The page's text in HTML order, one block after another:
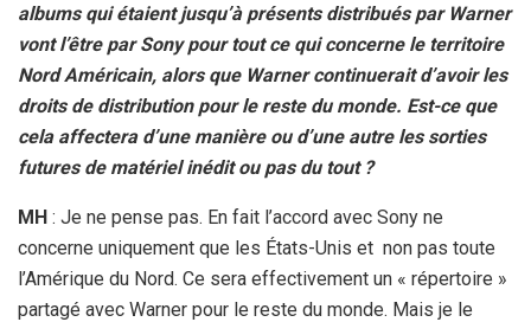
albums qui étaient jusqu’à présents distribués par Warner
vont l’être par Sony pour tout ce qui concerne le territoire
Nord Américain, alors que Warner continuerait d’avoir les
droits de distribution pour le reste du monde. Est-ce que
cela affectera d’une manière ou d’une autre les sorties
futures de matériel inédit ou pas du tout ?
MH : Je ne pense pas. En fait l’accord avec Sony ne
concerne uniquement que les États-Unis et non pas toute
l’Amérique du Nord. Ce sera effectivement un « répertoire »
partagé avec Warner pour le reste du monde. Mais je le